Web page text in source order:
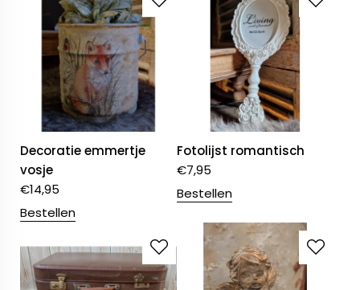
Decoratie emmertje
vosje
€14,95
Bestellen
Fotolijst romantisch
€7,95
Bestellen